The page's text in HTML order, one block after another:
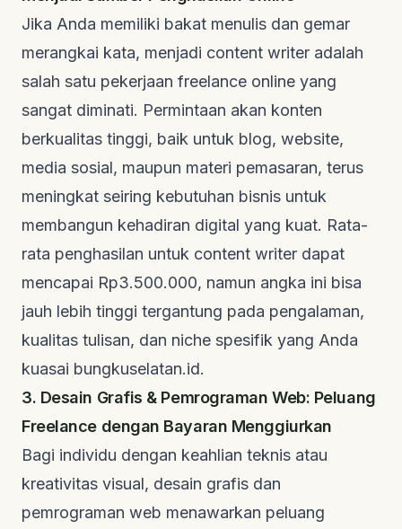
Jika Anda memiliki bakat menulis dan gemar
merangkai kata, menjadi content writer adalah
salah satu pekerjaan freelance online yang
sangat diminati. Permintaan akan konten
berkualitas tinggi, baik untuk blog, website,
media sosial, maupun materi pemasaran, terus
meningkat seiring kebutuhan bisnis untuk
membangun kehadiran digital yang kuat. Rata-
rata penghasilan untuk content writer dapat
mencapai Rp3.500.000, namun angka ini bisa
jauh lebih tinggi tergantung pada pengalaman,
kualitas tulisan, dan niche spesifik yang Anda
kuasai bungkuselatan.id.
3. Desain Grafis & Pemrograman Web: Peluang
Freelance dengan Bayaran Menggiurkan
Bagi individu dengan keahlian teknis atau
kreativitas visual, desain grafis dan
pemrograman web menawarkan peluang